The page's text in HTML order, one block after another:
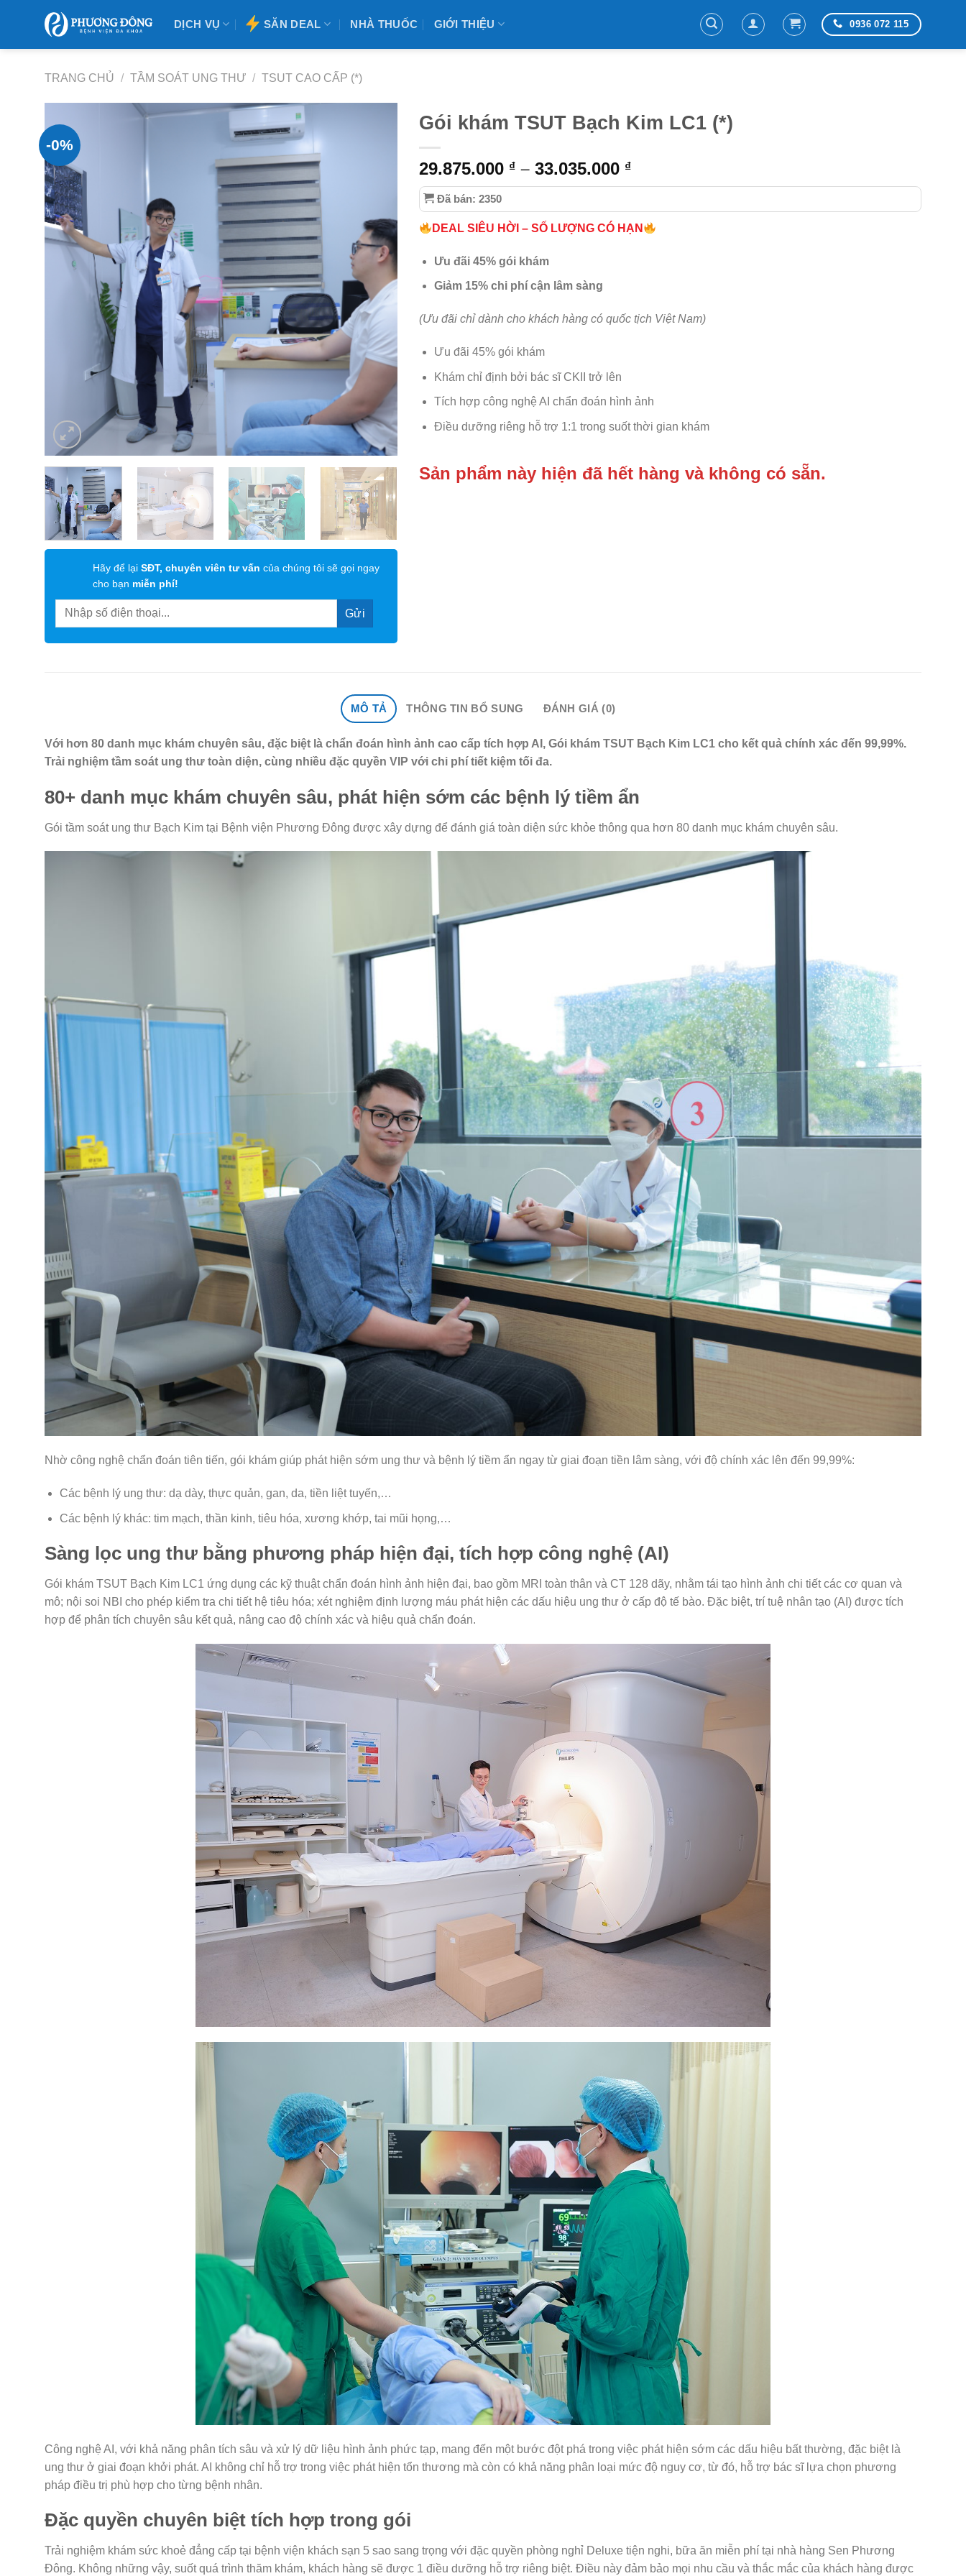
DỊCH VỤ SĂN DEAL NHÀ THUỐC GIỚI THIỆU 0936 072 115
TRANG CHỦ / TẦM SOÁT UNG THƯ / TSUT CAO CẤP (*)
-0%
Hãy để lại SĐT, chuyên viên tư vấn của chúng tôi sẽ gọi ngay
cho bạn miễn phí!
Gói khám TSUT Bạch Kim LC1 (*)
29.875.000 ₫– 33.035.000 ₫
Đã bán: 2350
DEAL SIÊU HỜI – SỐ LƯỢNG CÓ HẠN
Ưu đãi 45% gói khám
Giảm 15% chi phí cận lâm sàng
(Ưu đãi chỉ dành cho khách hàng có quốc tịch Việt Nam)
Ưu đãi 45% gói khám
Khám chỉ định bởi bác sĩ CKII trở lên
Tích hợp công nghệ AI chẩn đoán hình ảnh
Điều dưỡng riêng hỗ trợ 1:1 trong suốt thời gian khám
Sản phẩm này hiện đã hết hàng và không có sẵn.
MÔ TẢ THÔNG TIN BỔ SUNG ĐÁNH GIÁ (0)
Với hơn 80 danh mục khám chuyên sâu, đặc biệt là chẩn đoán hình ảnh cao cấp tích hợp AI, Gói khám TSUT Bạch Kim LC1 cho kết quả chính xác đến 99,99%.
Trải nghiệm tầm soát ung thư toàn diện, cùng nhiều đặc quyền VIP với chi phí tiết kiệm tối đa.
80+ danh mục khám chuyên sâu, phát hiện sớm các bệnh lý tiềm ẩn
Gói tầm soát ung thư Bạch Kim tại Bệnh viện Phương Đông được xây dựng để đánh giá toàn diện sức khỏe thông qua hơn 80 danh mục khám chuyên sâu.
Nhờ công nghệ chẩn đoán tiên tiến, gói khám giúp phát hiện sớm ung thư và bệnh lý tiềm ẩn ngay từ giai đoạn tiền lâm sàng, với độ chính xác lên đến 99,99%:
Các bệnh lý ung thư: dạ dày, thực quản, gan, da, tiền liệt tuyến,…
Các bệnh lý khác: tim mạch, thần kinh, tiêu hóa, xương khớp, tai mũi họng,…
Sàng lọc ung thư bằng phương pháp hiện đại, tích hợp công nghệ (AI)
Gói khám TSUT Bạch Kim LC1 ứng dụng các kỹ thuật chẩn đoán hình ảnh hiện đại, bao gồm MRI toàn thân và CT 128 dãy, nhằm tái tạo hình ảnh chi tiết các cơ quan và
mô; nội soi NBI cho phép kiểm tra chi tiết hệ tiêu hóa; xét nghiệm định lượng máu phát hiện các dấu hiệu ung thư ở cấp độ tế bào. Đặc biệt, trí tuệ nhân tạo (AI) được tích
hợp để phân tích chuyên sâu kết quả, nâng cao độ chính xác và hiệu quả chẩn đoán.
Công nghệ AI, với khả năng phân tích sâu và xử lý dữ liệu hình ảnh phức tạp, mang đến một bước đột phá trong việc phát hiện sớm các dấu hiệu bất thường, đặc biệt là
ung thư ở giai đoạn khởi phát. AI không chỉ hỗ trợ trong việc phát hiện tổn thương mà còn có khả năng phân loại mức độ nguy cơ, từ đó, hỗ trợ bác sĩ lựa chọn phương
pháp điều trị phù hợp cho từng bệnh nhân.
Đặc quyền chuyên biệt tích hợp trong gói
Trải nghiệm khám sức khoẻ đẳng cấp tại bệnh viện khách sạn 5 sao sang trọng với đặc quyền phòng nghỉ Deluxe tiện nghi, bữa ăn miễn phí tại nhà hàng Sen Phương
Đông. Không những vậy, suốt quá trình thăm khám, khách hàng sẽ được 1 điều dưỡng hỗ trợ riêng biệt. Điều này đảm bảo mọi nhu cầu và thắc mắc của khách hàng được